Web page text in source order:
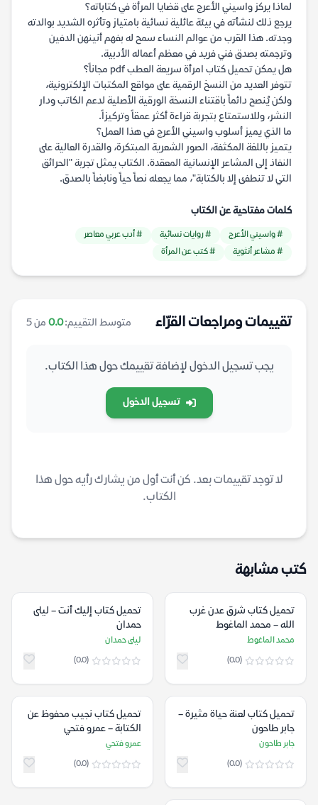
لماذا يركز واسيني الأعرج على قضايا المرأة في كتاباته؟
يرجع ذلك لنشأته في بيئة عائلية نسائية بامتياز وتأثره الشديد بوالدته
وجدته. هذا القرب من عوالم النساء سمح له بفهم أنينهن الدفين
وترجمته بصدق فني فريد في معظم أعماله الأدبية.
هل يمكن تحميل كتاب امرأة سريعة العطب pdf مجاناً؟
تتوفر العديد من النسخ الرقمية على مواقع المكتبات الإلكترونية،
ولكن يُنصح دائماً باقتناء النسخة الورقية الأصلية لدعم الكاتب ودار
النشر، وللاستمتاع بتجربة قراءة أكثر عمقاً وتركيزاً.
ما الذي يميز أسلوب واسيني الأعرج في هذا العمل؟
يتميز باللغة المكثفة، الصور الشعرية المبتكرة، والقدرة العالية على
النفاذ إلى المشاعر الإنسانية المعقدة. الكتاب يمثل تجربة "الحرائق
التي لا تنطفئ إلا بالكتابة"، مما يجعله نصاً حياً ونابضاً بالصدق.
كلمات مفتاحية عن الكتاب
# واسيني الأعرج # روايات نسائية
# أدب عربي معاصر
# مشاعر أنثوية
# كتب عن المرأة
تقييمات ومراجعات القرّاء متوسط التقييم:0.0 من 5
يجب تسجيل الدخول لإضافة تقييمك حول هذا الكتاب.
تسجيل الدخول
لا توجد تقييمات بعد. كن أنت أول من يشارك رأيه حول هذا
الكتاب.
كتب مشابهة
تحميل كتاب شرق عدن غرب
الله – محمد الماغوط
محمد الماغوط
(0.0)
تحميل كتاب إليك أنت – ليلى
حمدان
ليلى حمدان
(0.0)
تحميل كتاب لعنة حياة مثيرة –
جابر طاحون
جابر طاحون
(0.0)
تحميل كتاب نجيب محفوظ عن
الكتابة – عمرو فتحي
عمرو فتحي
(0.0)